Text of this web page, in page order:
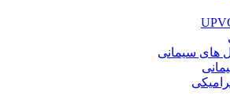
های سیمانی